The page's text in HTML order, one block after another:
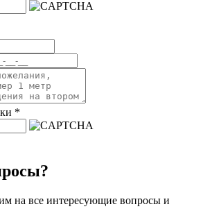
*
на все интересующие вопросы и